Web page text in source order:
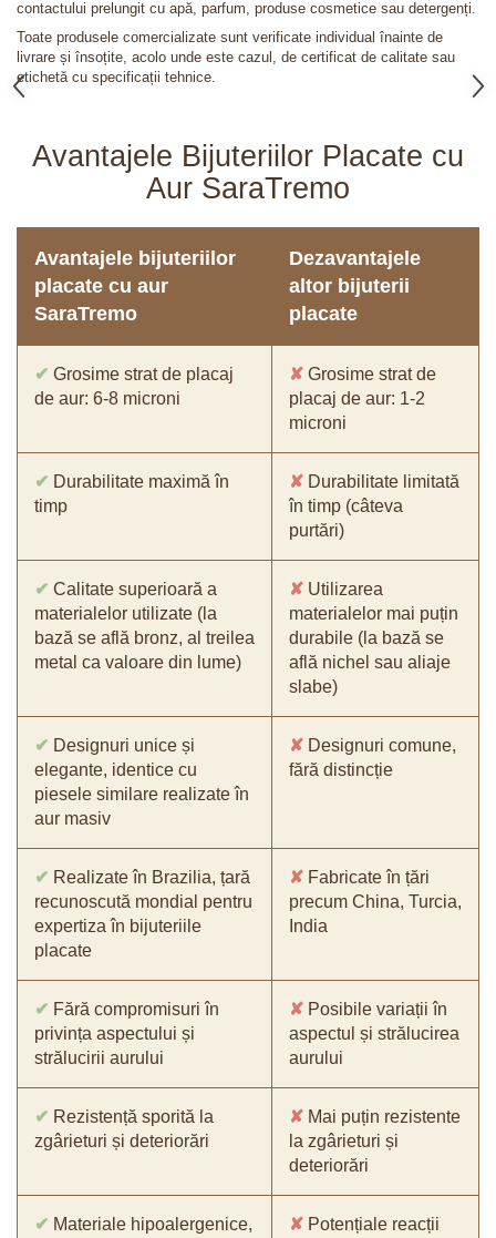
contactului prelungit cu apă, parfum, produse cosmetice sau detergenți.
Toate produsele comercializate sunt verificate individual înainte de
livrare și însoțite, acolo unde este cazul, de certificat de calitate sau
etichetă cu specificații tehnice.
Avantajele Bijuteriilor Placate cu
Aur SaraTremo
Avantajele bijuteriilor
placate cu aur
SaraTremo
Dezavantajele
altor bijuterii
placate
✔ Grosime strat de placaj
de aur: 6-8 microni
✘ Grosime strat de
placaj de aur: 1-2
microni
✔ Durabilitate maximă în
timp
✘ Durabilitate limitată
în timp (câteva
purtări)
✔ Calitate superioară a
materialelor utilizate (la
bază se află bronz, al treilea
metal ca valoare din lume)
✘ Utilizarea
materialelor mai puțin
durabile (la bază se
află nichel sau aliaje
slabe)
✔ Designuri unice și
elegante, identice cu
piesele similare realizate în
aur masiv
✘ Designuri comune,
fără distincție
✔ Realizate în Brazilia, țară
recunoscută mondial pentru
expertiza în bijuteriile
placate
✘ Fabricate în țări
precum China, Turcia,
India
✔ Fără compromisuri în
privința aspectului și
strălucirii aurului
✘ Posibile variații în
aspectul și strălucirea
aurului
✔ Rezistență sporită la
zgârieturi și deteriorări
✘ Mai puțin rezistente
la zgârieturi și
deteriorări
✔ Materiale hipoalergenice,
✘ Potențiale reacții